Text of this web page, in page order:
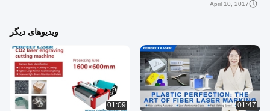
April 10, 2017
ویدیوهای دیگر
01:47
01:09